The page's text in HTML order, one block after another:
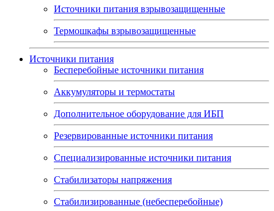
Источники питания взрывозащищенные
Термошкафы взрывозащищенные
Источники питания
Бесперебойные источники питания
Аккумуляторы и термостаты
Дополнительное оборудование для ИБП
Резервированные источники питания
Специализированные источники питания
Стабилизаторы напряжения
Стабилизированные (небесперебойные)